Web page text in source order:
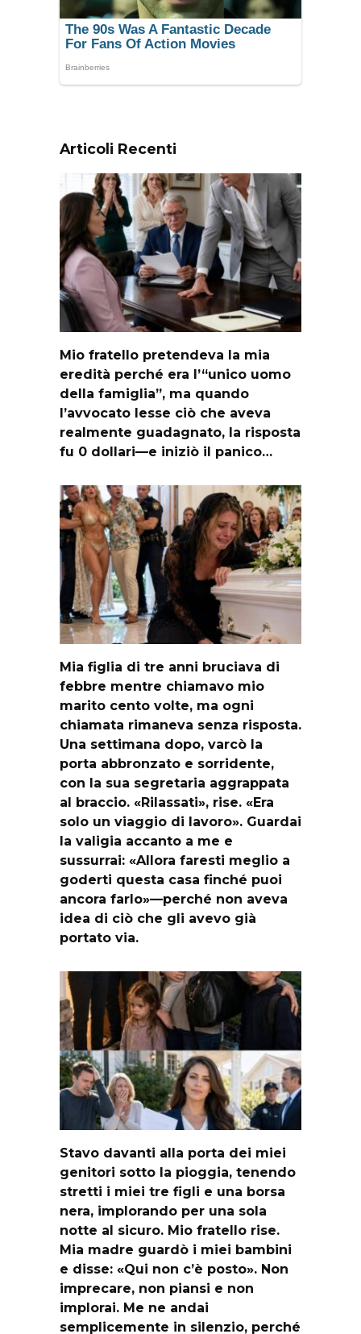
Articoli Recenti
Mio fratello pretendeva la mia
eredità perché era l’“unico uomo
della famiglia”, ma quando
l’avvocato lesse ciò che aveva
realmente guadagnato, la risposta
fu 0 dollari—e iniziò il panico…
Mia figlia di tre anni bruciava di
febbre mentre chiamavo mio
marito cento volte, ma ogni
chiamata rimaneva senza risposta.
Una settimana dopo, varcò la
porta abbronzato e sorridente,
con la sua segretaria aggrappata
al braccio. «Rilassati», rise. «Era
solo un viaggio di lavoro». Guardai
la valigia accanto a me e
sussurrai: «Allora faresti meglio a
goderti questa casa finché puoi
ancora farlo»—perché non aveva
idea di ciò che gli avevo già
portato via.
Stavo davanti alla porta dei miei
genitori sotto la pioggia, tenendo
stretti i miei tre figli e una borsa
nera, implorando per una sola
notte al sicuro. Mio fratello rise.
Mia madre guardò i miei bambini
e disse: «Qui non c’è posto». Non
imprecare, non piansi e non
implorai. Me ne andai
semplicemente in silenzio, perché